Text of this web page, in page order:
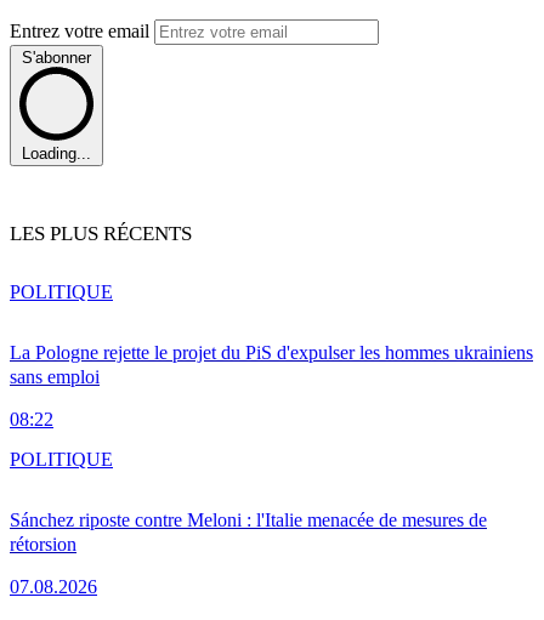
Entrez votre email
S'abonner
Loading...
LES PLUS RÉCENTS
La Pologne rejette le projet du PiS d'expulser les hommes ukrainiens
sans emploi
08:22
POLITIQUE
Sánchez riposte contre Meloni : l'Italie menacée de mesures de
rétorsion
07.08.2026
POLITIQUE